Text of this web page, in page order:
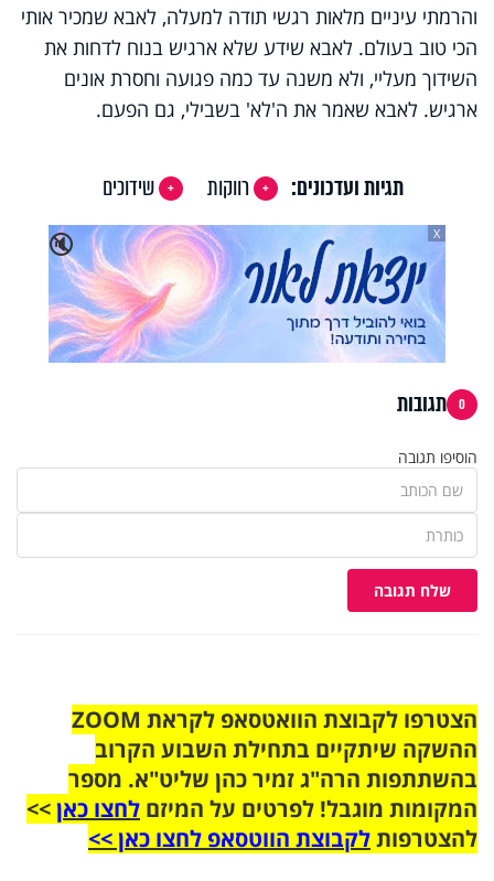
והרמתי עיניים מלאות רגשי תודה למעלה, לאבא שמכיר אותי
הכי טוב בעולם. לאבא שידע שלא ארגיש בנוח לדחות את
השידוך מעליי, ולא משנה עד כמה פגועה וחסרת אונים
ארגיש. לאבא שאמר את ה'לא' בשבילי, גם הפעם.
תגיות ועדכונים: רווקות
שידוכים
🔇
X
0 תגובות
הוסיפו תגובה
שלח תגובה
הצטרפו לקבוצת הוואטסאפ לקראת ZOOM
ההשקה שיתקיים בתחילת השבוע הקרוב
בהשתתפות הרה"ג זמיר כהן שליט"א. מספר
המקומות מוגבל! לפרטים על המיזם לחצו כאן>>
להצטרפותלקבוצת הווטסאפ לחצו כאן >>